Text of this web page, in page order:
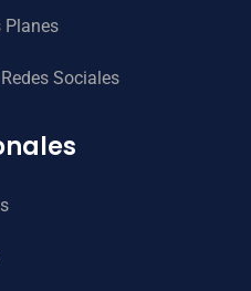
Planes
Sociales